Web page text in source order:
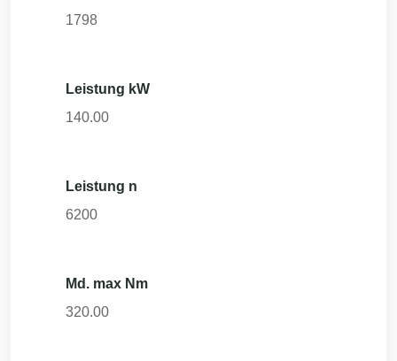
1798
Leistung kW
140.00
Leistung n
6200
Md. max Nm
320.00